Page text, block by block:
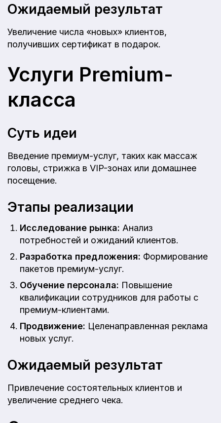
Ожидаемый результат
Увеличение числа «новых» клиентов,
получивших сертификат в подарок.
Услуги Premium-
класса
Суть идеи
Введение премиум-услуг, таких как массаж
головы, стрижка в VIP-зонах или домашнее
посещение.
Этапы реализации
Исследование рынка: Анализ
потребностей и ожиданий клиентов.
Разработка предложения: Формирование
пакетов премиум-услуг.
Обучение персонала: Повышение
квалификации сотрудников для работы с
премиум-клиентами.
Продвижение: Целенаправленная реклама
новых услуг.
Ожидаемый результат
Привлечение состоятельных клиентов и
увеличение среднего чека.